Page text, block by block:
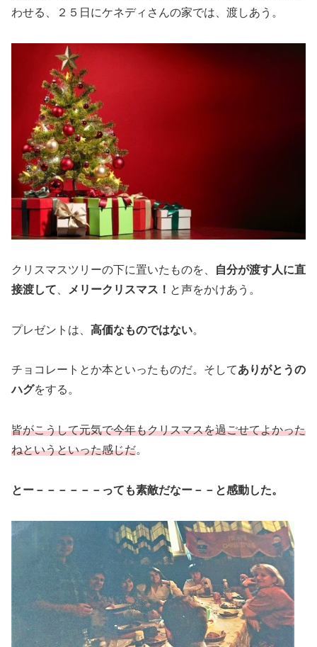
わせる、２５日にケネディさんの家では、渡しあう。
クリスマスツリーの下に置いたものを、
自分が渡す人に直
接渡して
メリークリスマス！ と声をかけあう。
プレゼントは、 高価なものではない。
チョコレートとか本といったものだ。そしてありがとうの
ハグをする。
皆がこうして元気で今年もクリスマスを過ごせてよかった
ねというといった感じだ。
とー－－－－－－っても素敵だなー－－と感動した。